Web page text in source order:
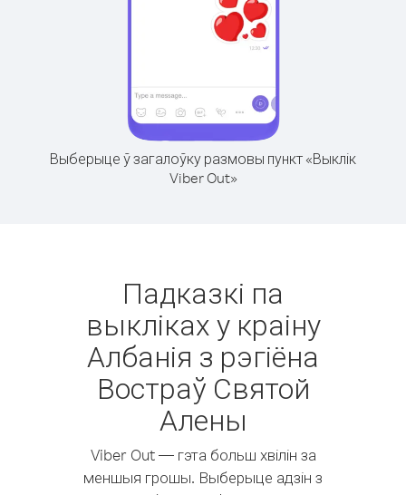
Выберыце ў загалоўку размовы пункт «Выклік
Viber Out»
Падказкі па
выкліках у краіну
Албанія з рэгіёна
Востраў Святой
Алены
Viber Out — гэта больш хвілін за
меншыя грошы. Выберыце адзін з